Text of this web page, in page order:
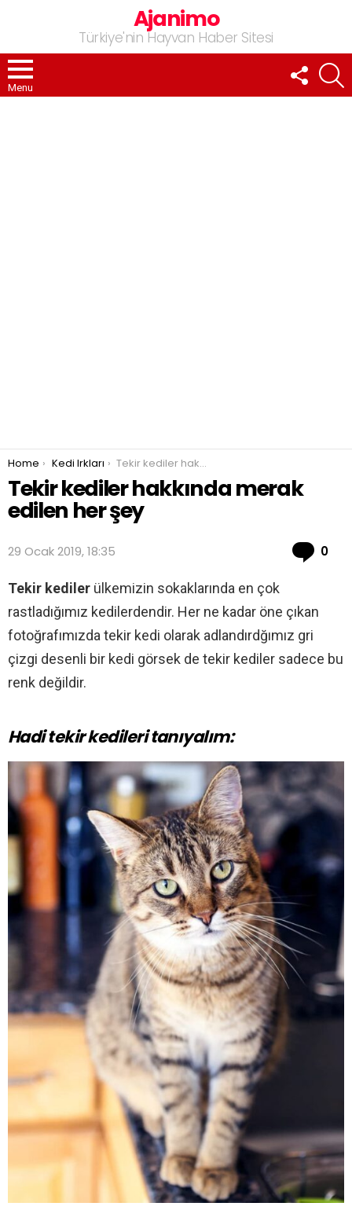
Ajanimo
Türkiye'nin Hayvan Haber Sitesi
Menu
FOLLOW
US
You are here:
Home Kedi Irkları Tekir kediler hakkında merak edilen her şey
Tekir kediler hakkında merak
edilen her şey
29 Ocak 2019, 18:35 0
Tekir kediler ülkemizin sokaklarında en çok
rastladığımız kedilerdendir. Her ne kadar öne çıkan
fotoğrafımızda tekir kedi olarak adlandırdğımız gri
çizgi desenli bir kedi görsek de tekir kediler sadece bu
renk değildir.
Hadi tekir kedileri tanıyalım: